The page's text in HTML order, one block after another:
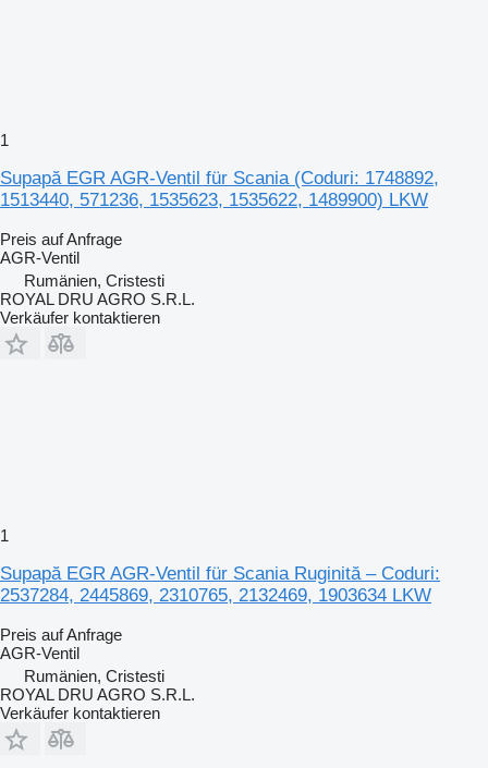
1
Supapă EGR AGR-Ventil für Scania (Coduri: 1748892,
1513440, 571236, 1535623, 1535622, 1489900) LKW
Preis auf Anfrage
AGR-Ventil
Rumänien, Cristesti
ROYAL DRU AGRO S.R.L.
Verkäufer kontaktieren
1
Supapă EGR AGR-Ventil für Scania Ruginită – Coduri:
2537284, 2445869, 2310765, 2132469, 1903634 LKW
Preis auf Anfrage
AGR-Ventil
Rumänien, Cristesti
ROYAL DRU AGRO S.R.L.
Verkäufer kontaktieren